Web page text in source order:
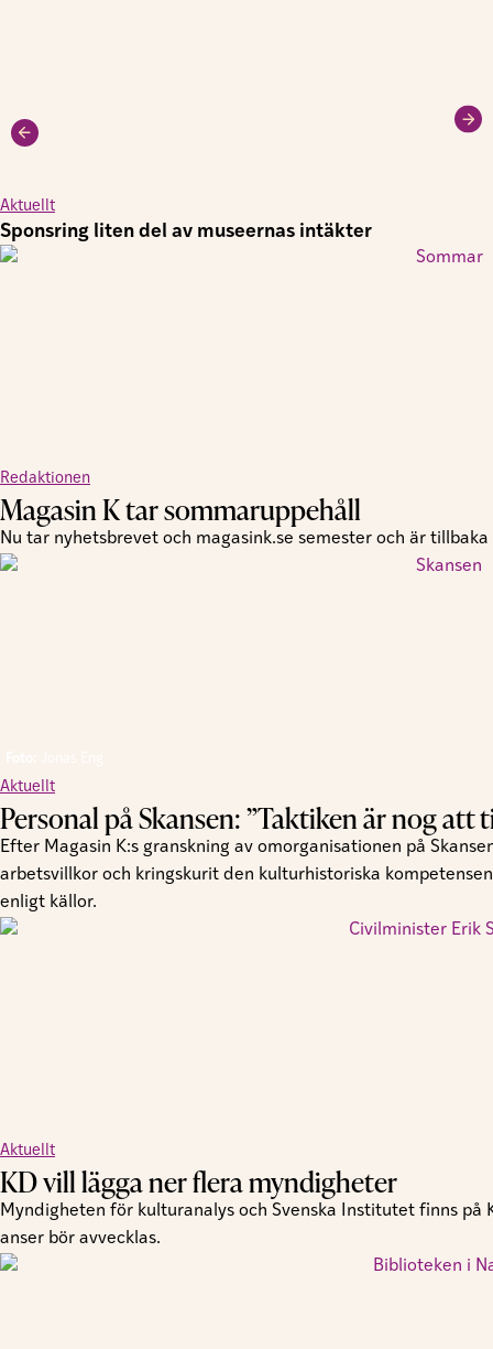
Aktuellt
Sponsring liten del av museernas intäkter
Redaktionen
Magasin K tar sommaruppehåll
Nu tar nyhetsbrevet och magasink.se semester och är
Aktuellt
Personal på Skansen: ”Taktiken är nog att
Efter Magasin K:s granskning av omorganisationen på
arbetsvillkor och kringskurit den kulturhistoriska
enligt källor.
Aktuellt
KD vill lägga ner flera myndigheter
Myndigheten för kulturanalys och Svenska Institutet finns
anser bör avvecklas.